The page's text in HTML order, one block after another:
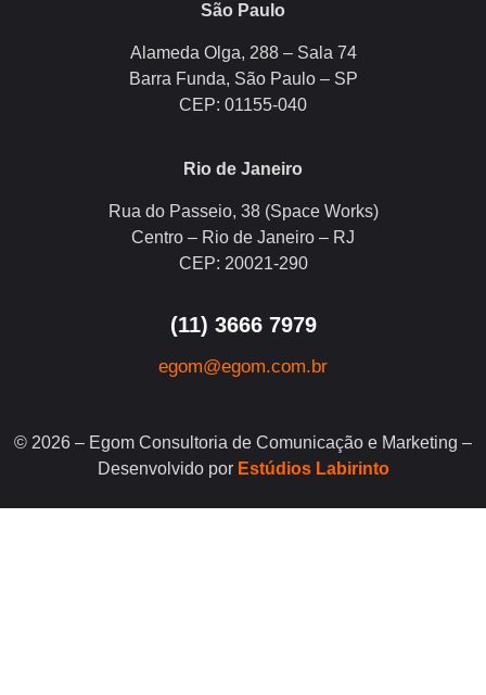
São Paulo
Alameda Olga, 288 – Sala 74
Barra Funda, São Paulo – SP
CEP: 01155-040
Rio de Janeiro
Rua do Passeio, 38 (Space Works)
Centro – Rio de Janeiro – RJ
CEP: 20021-290
(11) 3666 7979
egom@egom.com.br
© 2026 – Egom Consultoria de Comunicação e Marketing –
Desenvolvido por Estúdios Labirinto